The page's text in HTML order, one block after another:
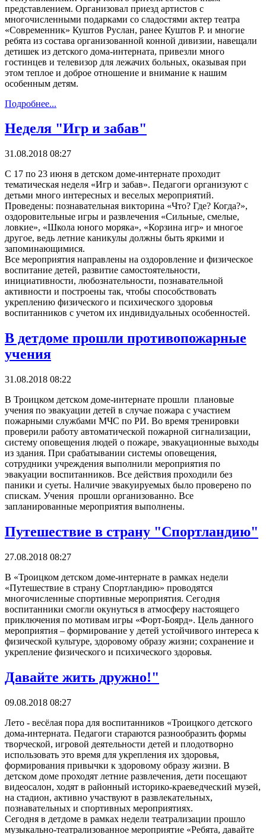
представлением. Организовал приезд артистов с
многочисленными подарками со сладостями актер театра
«Современник» Куштов Руслан, ранее Куштов Р. и многие
ребята из состава организованной конной дивизии, навещали
детишек из детского дома-интерната, привезли много
гостинцев и телевизор для лежачих больных, оказывая при
этом теплое и доброе отношение и внимание к нашим
особенным детям.
Подробнее...
Неделя "Игр и забав"
31.08.2018 08:27
С 17 по 23 июня в детском доме-интернате проходит
тематическая неделя «Игр и забав». Педагоги организуют с
детьми много интересных и веселых мероприятий.
Проведены: познавательная викторина «Что? Где? Когда?»,
оздоровительные игры и развлечения «Сильные, смелые,
ловкие», «Школа юного моряка», «Корзина игр» и многое
другое, ведь летние каникулы должны быть яркими и
запоминающимися.
Все мероприятия направлены на оздоровление и физическое
воспитание детей, развитие самостоятельности,
инициативности, любознательности, познавательной
активности и построены так, чтобы способствовать
укреплению физического и психического здоровья
воспитанников с учетом их индивидуальных особенностей.
В детдоме прошли противопожарные
учения
31.08.2018 08:22
В Троицком детском доме-интернате прошли плановые
учения по эвакуации детей в случае пожара с участием
пожарными службами МЧС по РИ. Во время тренировки
проверили работу автоматической пожарной сигнализации,
систему оповещения людей о пожаре, эвакуационные выходы
из здания. При срабатывании системы оповещения,
сотрудники учреждения выполнили мероприятия по
эвакуации воспитанников. Все действия проходили без
паники и суеты. Наличие эвакуируемых было проверено по
спискам. Учения прошли организованно. Все
запланированные мероприятия выполнены.
Путешествие в страну "Спортландию"
27.08.2018 08:27
В «Троицком детском доме-интернате в рамках недели
«Путешествие в страну Спортландию» проводятся
многочисленные спортивные мероприятия. Сегодня
воспитанники смогли окунуться в атмосферу настоящего
приключения по мотивам игры «Форт-Боярд». Цель данного
мероприятия – формирование у детей устойчивого интереса к
физической культуре, здоровому образу жизни; сохранение и
укрепление физического и психического здоровья.
Давайте жить дружно!"
09.08.2018 08:27
Лето - весёлая пора для воспитанников «Троицкого детского
дома-интерната. Педагоги стараются разнообразить формы
творческой, игровой деятельности детей и плодотворно
использовать это время для укрепления их здоровья,
формирования привычки к здоровому образу жизни. В
детском доме проходят летние развлечения, дети посещают
видеосалон, ходят в районный историко-краеведческий музей,
на стадион, активно участвуют в развлекательных,
познавательных и спортивных мероприятиях.
Сегодня в детдоме в рамках недели театрализации прошло
музыкально-театрализованное мероприятие «Ребята, давайте